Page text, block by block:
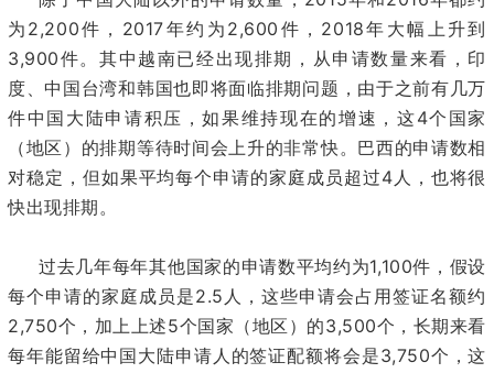
为 2,200件， 2017年约为 2,600 件， 2018年大幅上升到
3,900件。其中越南已经出现排期，从申请数量来看，印
度、中国台湾和韩国也即将面临排期问题，由于之前有几万
件中国大陆申请积压，如果维持现在的增速，这4个国家
（地区）的排期等待时间会上升的非常快。巴西的申请数相
对稳定，但如果平均每个申请的家庭成员超过4 人，也将很
快出现排期。
过去几年每年其他国家的申请数平均约为1,100件，假设
每个申请的家庭成员是2.5 人，这些申请会占用签证名额约
2,750个，加上上述5个国家（地区）的3,500个，长期来看
每年能留给中国大陆申请人的签证配额将会是3,750个，这